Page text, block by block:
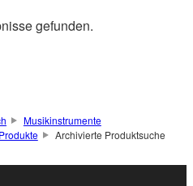
gefunden.
Musikinstrumente
Produkte Archivierte Produktsuche